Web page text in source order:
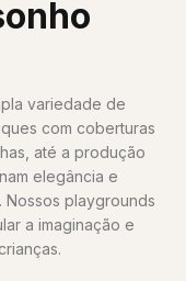
variedade de
com coberturas
até a produção
elegância e
playgrounds
a imaginação e